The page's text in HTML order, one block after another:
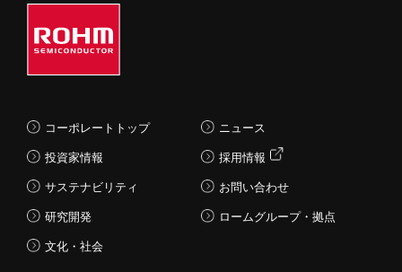
コーポレートトップ
投資家情報
サステナビリティ
研究開発
文化・社会
ニュース
採用情報
お問い合わせ
ロームグループ・拠点